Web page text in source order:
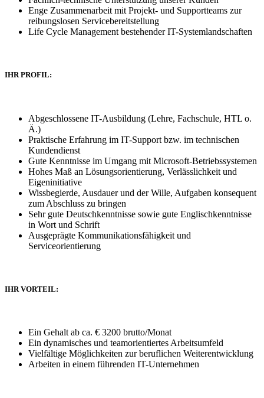
Enge Zusammenarbeit mit Projekt- und Supportteams zur
reibungslosen Servicebereitstellung
Life Cycle Management bestehender IT-Systemlandschaften
IHR PROFIL:
Abgeschlossene IT-Ausbildung (Lehre, Fachschule, HTL o.
Ä.)
Praktische Erfahrung im IT-Support bzw. im technischen
Kundendienst
Gute Kenntnisse im Umgang mit Microsoft-Betriebssystemen
Hohes Maß an Lösungsorientierung, Verlässlichkeit und
Eigeninitiative
Wissbegierde, Ausdauer und der Wille, Aufgaben konsequent
zum Abschluss zu bringen
Sehr gute Deutschkenntnisse sowie gute Englischkenntnisse
in Wort und Schrift
Ausgeprägte Kommunikationsfähigkeit und
Serviceorientierung
IHR VORTEIL:
Ein Gehalt ab ca. € 3200 brutto/Monat
Ein dynamisches und teamorientiertes Arbeitsumfeld
Vielfältige Möglichkeiten zur beruflichen Weiterentwicklung
Arbeiten in einem führenden IT-Unternehmen